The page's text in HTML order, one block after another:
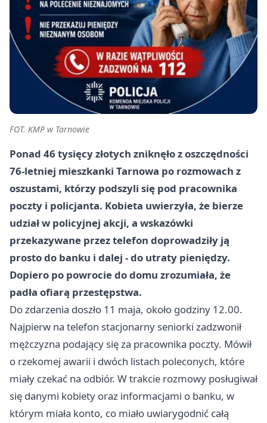
FOT. KMP w Tarnowie
Ponad 46 tysięcy złotych zniknęło z oszczędności
76-letniej mieszkanki Tarnowa po rozmowach z
oszustami, którzy podszyli się pod pracownika
poczty i policjanta. Kobieta uwierzyła, że bierze
udział w policyjnej akcji, a wskazówki
przekazywane przez telefon doprowadziły ją
prosto do banku i dalej - do utraty pieniędzy.
Dopiero po powrocie do domu zrozumiała, że
padła ofiarą przestępstwa.
Do zdarzenia doszło 11 maja, około godziny 12.00.
Najpierw na telefon stacjonarny seniorki zadzwonił
mężczyzna podający się za pracownika poczty. Mówił
o rzekomej awarii i dwóch listach poleconych, które
miały czekać na odbiór. W trakcie rozmowy posługiwał
się danymi kobiety oraz informacjami o banku, w
którym miała konto, co miało uwiarygodnić całą